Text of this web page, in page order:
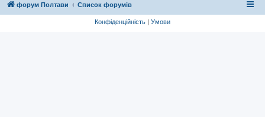
форум Полтави Список форумів
Конфіденційність | Умови